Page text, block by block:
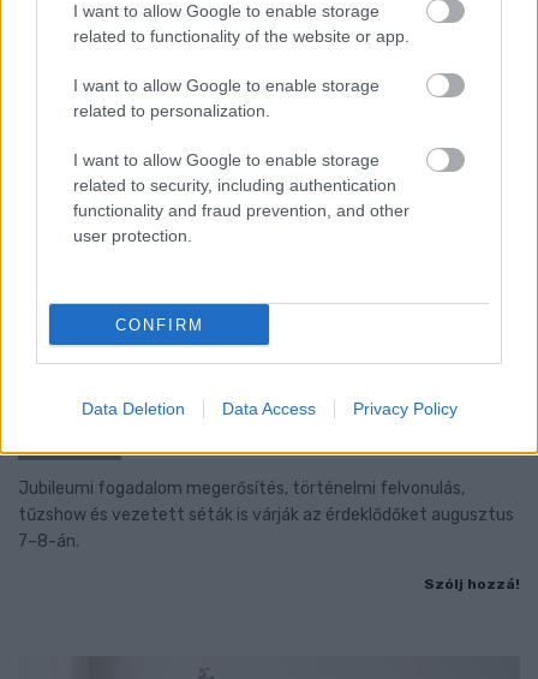
I want to allow Google to enable storage
related to functionality of the website or app.
I want to allow Google to enable storage
related to personalization.
I want to allow Google to enable storage
related to security, including authentication
functionality and fraud prevention, and other
user protection.
CONFIRM
Data Deletion Data Access Privacy Policy
BAROKK POMPÁBA ÖLTÖZIK A BELVÁROS:
HÉTVÉGÉN RENDEZIK MEG A XXXIII. GYŐRI BAROKK
Jubileumi fogadalom megerősítés, történelmi felvonulás,
tűzshow és vezetett séták is várják az érdeklődőket augusztus
7–8-án.
Szólj hozzá!